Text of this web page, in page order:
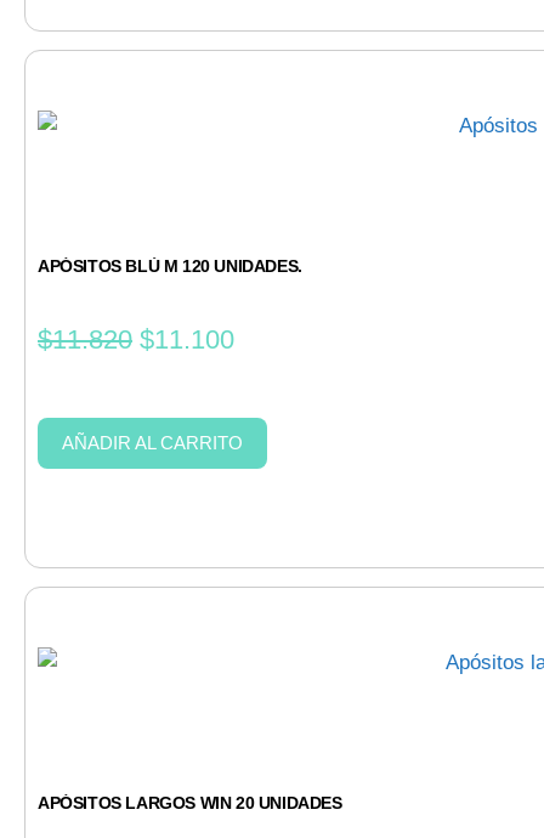
APÓSITOS BLÚ M 120 UNIDADES.
$11.820 $11.100
AÑADIR AL CARRITO
APÓSITOS LARGOS WIN 20 UNIDADES